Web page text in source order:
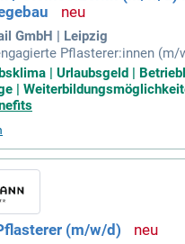
GmbH | Leipzig
Pflasterer:innen
oder vergleichbaren
und Straßenbau ist
zählen. Bei
Bezahlung basierend
und Urlaubsgeld bieten
Altersvorsorge.
Zuschlägen honoriert.
und Qualifizierungen, um
und von attraktiven
| Urlaubsgeld |
|
(m/w/d)